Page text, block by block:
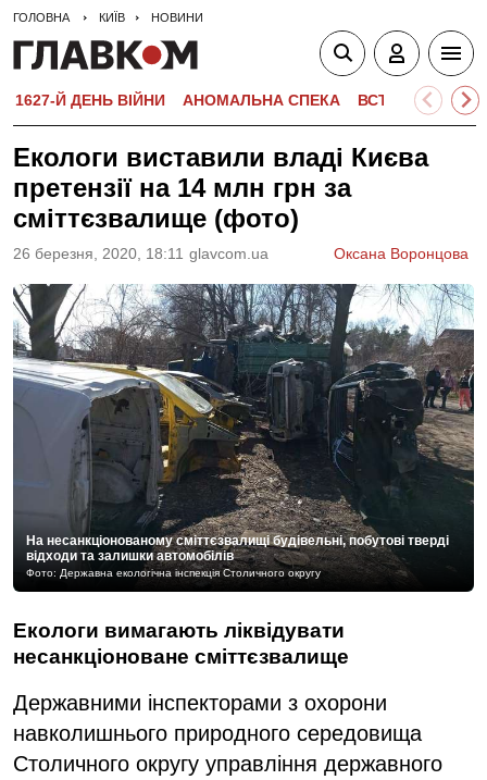
ГОЛОВНА КИЇВ НОВИНИ
1627-Й ДЕНЬ ВІЙНИ АНОМАЛЬНА СПЕКА ВСТУПНА
Екологи виставили владі Києва
претензії на 14 млн грн за
сміттєзвалище (фото)
26 березня, 2020, 18:11 glavcom.ua Оксана Воронцова
На несанкціонованому сміттєзвалищі будівельні, побутові тверді
відходи та залишки автомобілів
Фото: Державна екологічна інспекція Столичного округу
Екологи вимагають ліквідувати
несанкціоноване сміттєзвалище
Державними інспекторами з охорони
навколишнього природного середовища
Столичного округу управління державного